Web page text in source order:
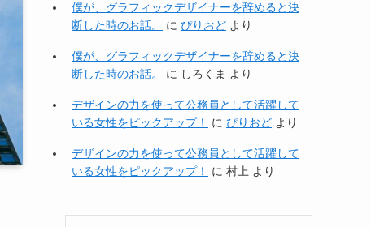
僕が、グラフィックデザイナーを辞めると決
断した時のお話。
に ぴりおど より
僕が、グラフィックデザイナーを辞めると決
断した時のお話。
に しろくま より
デザインの力を使って公務員として活躍して
いる女性をピックアップ！
に ぴりおど より
デザインの力を使って公務員として活躍して
いる女性をピックアップ！
に 村上 より